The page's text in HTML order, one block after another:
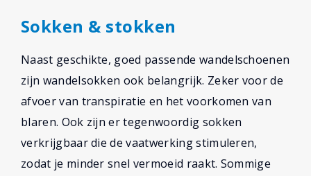
Sokken & stokken
Naast geschikte, goed passende wandelschoenen
zijn wandelsokken ook belangrijk. Zeker voor de
afvoer van transpiratie en het voorkomen van
blaren. Ook zijn er tegenwoordig sokken
verkrijgbaar die de vaatwerking stimuleren,
zodat je minder snel vermoeid raakt. Sommige